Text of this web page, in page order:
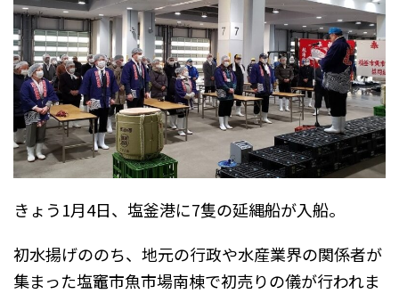
きょう1月4日、塩釜港に7隻の延縄船が入船。
初水揚げののち、地元の行政や水産業界の関係者が
集まった塩竈市魚市場南棟で初売りの儀が行われま